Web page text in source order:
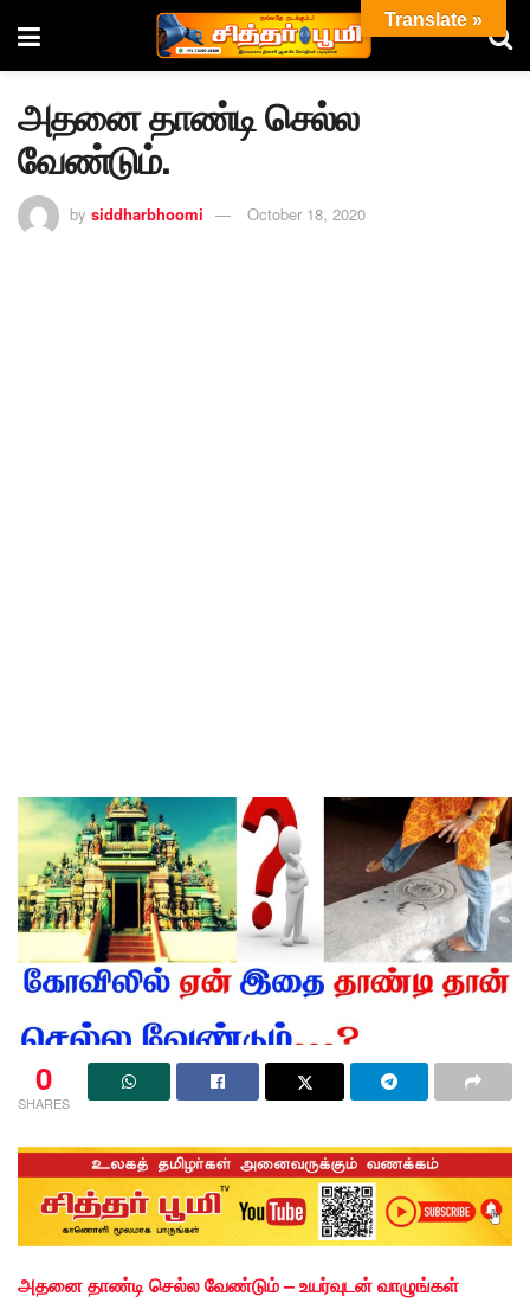
அதனை தாண்டி செல்ல
வேண்டும்.
by siddharbhoomi October 18, 2020
0
SHARES
அதனை தாண்டி செல்ல வேண்டும் – உயர்வுடன் வாழுங்கள்
Translate »